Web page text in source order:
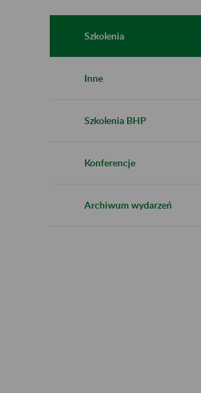
Szkolenia
Inne
Szkolenia BHP
Konferencje
Archiwum wydarzeń